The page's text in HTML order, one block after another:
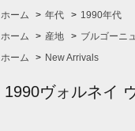
ホーム
> 年代 > 1990年代
ホーム
> 産地 > ブルゴーニ
ホーム
> New Arrivals
1990ヴォルネイ